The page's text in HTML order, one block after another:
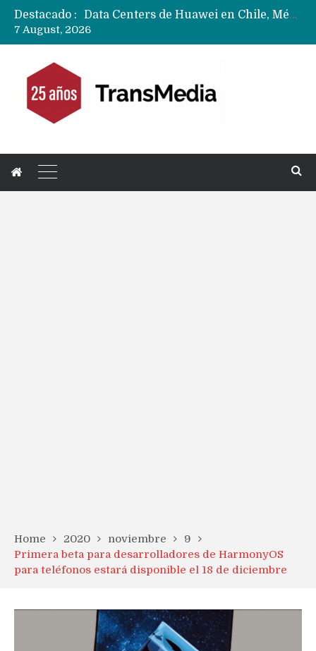
Destacado :
Data Centers de Huawei en Chile, México, Brasil,Perú y Argentina podrían verse afectados por arremetida de EE.UU
7 August, 2026
Home 2020 noviembre
9
Primera beta para desarrolladores de HarmonyOS
para teléfonos estará disponible el 18 de diciembre